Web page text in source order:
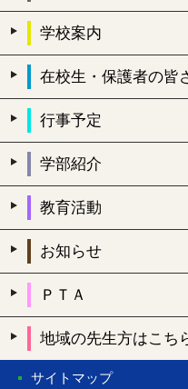
学校案内
在校生・保護者の皆
行事予定
学部紹介
教育活動
お知らせ
ＰＴＡ
地域の先生方はこち
サイトマップ